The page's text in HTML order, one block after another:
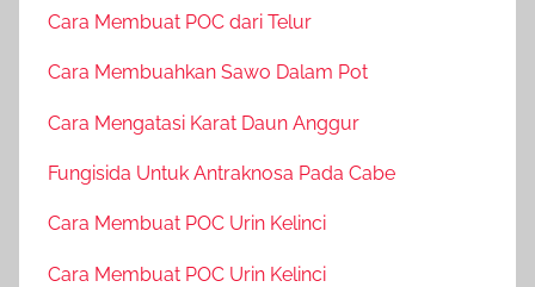
Cara Membuat POC dari Telur
Cara Membuahkan Sawo Dalam Pot
Cara Mengatasi Karat Daun Anggur
Fungisida Untuk Antraknosa Pada Cabe
Cara Membuat POC Urin Kelinci
Cara Membuat POC Urin Kelinci